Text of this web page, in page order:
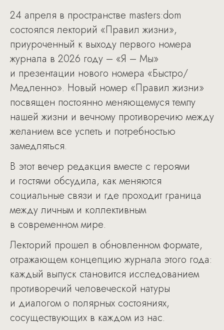
24 апреля в пространстве masters:dom
состоялся лекторий «Правил жизни»,
приуроченный к выходу первого номера
журнала в 2026 году – «Я – Мы»
и презентации нового номера «Быстро/
Медленно». Новый номер «Правил жизни»
посвящен постоянно меняющемуся темпу
нашей жизни и вечному противоречию между
желанием все успеть и потребностью
замедляться.
В этот вечер редакция вместе с героями
и гостями обсудила, как меняются
социальные связи и где проходит граница
между личным и коллективным
в современном мире.
Лекторий прошел в обновленном формате,
отражающем концепцию журнала этого года:
каждый выпуск становится исследованием
противоречий человеческой натуры
и диалогом о полярных состояниях,
сосуществующих в каждом из нас.